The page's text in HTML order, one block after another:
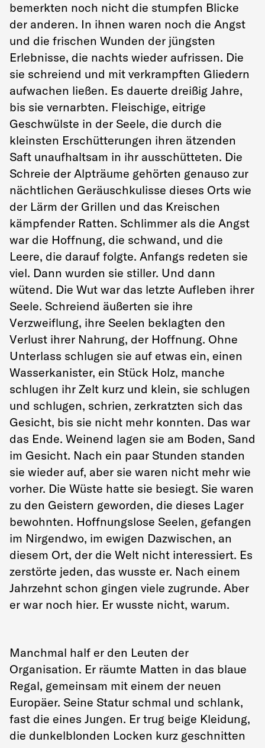
bemerkten noch nicht die stumpfen Blicke
der anderen. In ihnen waren noch die Angst
und die frischen Wunden der jüngsten
Erlebnisse, die nachts wieder aufrissen. Die
sie schreiend und mit verkrampften Gliedern
aufwachen ließen. Es dauerte dreißig Jahre,
bis sie vernarbten. Fleischige, eitrige
Geschwülste in der Seele, die durch die
kleinsten Erschütterungen ihren ätzenden
Saft unaufhaltsam in ihr ausschütteten. Die
Schreie der Alpträume gehörten genauso zur
nächtlichen Geräuschkulisse dieses Orts wie
der Lärm der Grillen und das Kreischen
kämpfender Ratten. Schlimmer als die Angst
war die Hoffnung, die schwand, und die
Leere, die darauf folgte. Anfangs redeten sie
viel. Dann wurden sie stiller. Und dann
wütend. Die Wut war das letzte Aufleben ihrer
Seele. Schreiend äußerten sie ihre
Verzweiflung, ihre Seelen beklagten den
Verlust ihrer Nahrung, der Hoffnung. Ohne
Unterlass schlugen sie auf etwas ein, einen
Wasserkanister, ein Stück Holz, manche
schlugen ihr Zelt kurz und klein, sie schlugen
und schlugen, schrien, zerkratzten sich das
Gesicht, bis sie nicht mehr konnten. Das war
das Ende. Weinend lagen sie am Boden, Sand
im Gesicht. Nach ein paar Stunden standen
sie wieder auf, aber sie waren nicht mehr wie
vorher. Die Wüste hatte sie besiegt. Sie waren
zu den Geistern geworden, die dieses Lager
bewohnten. Hoffnungslose Seelen, gefangen
im Nirgendwo, im ewigen Dazwischen, an
diesem Ort, der die Welt nicht interessiert. Es
zerstörte jeden, das wusste er. Nach einem
Jahrzehnt schon gingen viele zugrunde. Aber
er war noch hier. Er wusste nicht, warum.
Manchmal half er den Leuten der
Organisation. Er räumte Matten in das blaue
Regal, gemeinsam mit einem der neuen
Europäer. Seine Statur schmal und schlank,
fast die eines Jungen. Er trug beige Kleidung,
die dunkelblonden Locken kurz geschnitten